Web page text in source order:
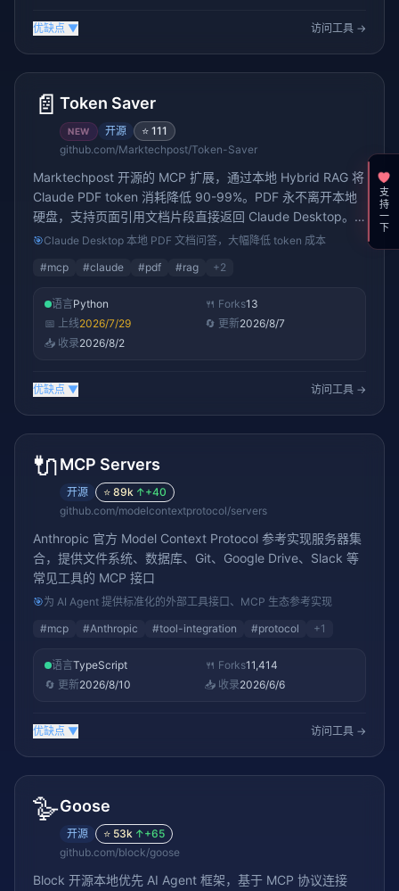
优缺点 ▼ 访问工具 →
📄 Token Saver
NEW 开源 ⭐ 111
github.com/Marktechpost/Token-Saver
Marktechpost 开源的 MCP 扩展，通过本地 Hybrid RAG 将
Claude PDF token 消耗降低 90-99%。PDF 永不离开本地
硬盘，支持页面引用文档片段直接返回 Claude Desktop。
MIT 许可，单 .mcpb 安装包。
🎯Claude Desktop 本地 PDF 文档问答，大幅降低 token 成本
#mcp #claude #pdf #rag +2
语言Python 🍴 Forks13
📅 上线2026/7/29 🔄 更新2026/8/7
📥 收录2026/8/2
优缺点 ▼ 访问工具 →
🔌MCP Servers
开源 ⭐ 89k ↑+40
github.com/modelcontextprotocol/servers
Anthropic 官方 Model Context Protocol 参考实现服务器集
合，提供文件系统、数据库、Git、Google Drive、Slack 等
常见工具的 MCP 接口
🎯为 AI Agent 提供标准化的外部工具接口、MCP 生态参考实现
#mcp #Anthropic #tool-integration #protocol +1
语言TypeScript 🍴 Forks11,414
🔄 更新2026/8/10 📥 收录2026/6/6
优缺点 ▼ 访问工具 →
🪿Goose
开源 ⭐ 53k ↑+65
github.com/block/goose
Block 开源本地优先 AI Agent 框架，基于 MCP 协议连接
支持一下